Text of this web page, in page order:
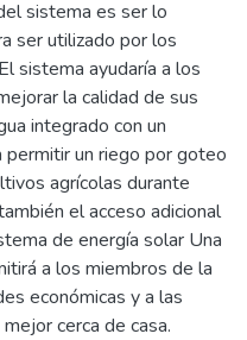
sistema es ser lo
ser utilizado por los
sistema ayudaría a los
la calidad de sus
integrado con un
un riego por goteo
agrícolas durante
el acceso adicional
de energía solar Una
a los miembros de la
económicas y a las
cerca de casa.